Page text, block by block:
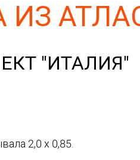
"ИТАЛИЯ"
2,0 х 0,85.